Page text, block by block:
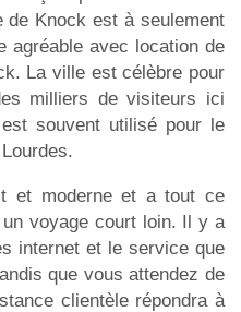
de Knock est à seulement
agréable avec location de
La ville est célèbre pour
milliers de visiteurs ici
souvent utilisé pour le
et moderne et a tout ce
voyage court loin. Il y a
internet et le service que
que vous attendez de
clientèle répondra à